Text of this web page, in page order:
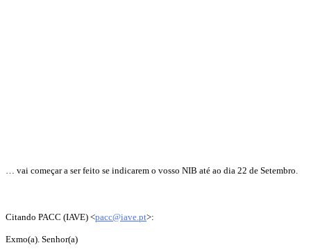
… vai começar a ser feito se indicarem o vosso NIB até ao dia 22 de Setembro.
Citando PACC (IAVE) <pacc@iave.pt>:
Exmo(a). Senhor(a)